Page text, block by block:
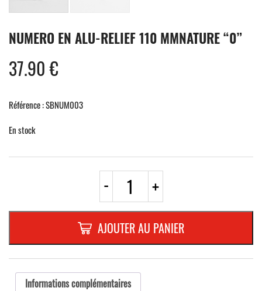
NUMERO EN ALU-RELIEF 110 MMNATURE “0”
37.90€
Référence : SBNUM003
En stock
- quantité
NUMERO
EN
ALU-
RELIEF
110
MMNATURE
"0"
+
AJOUTER AU PANIER
Informations complémentaires